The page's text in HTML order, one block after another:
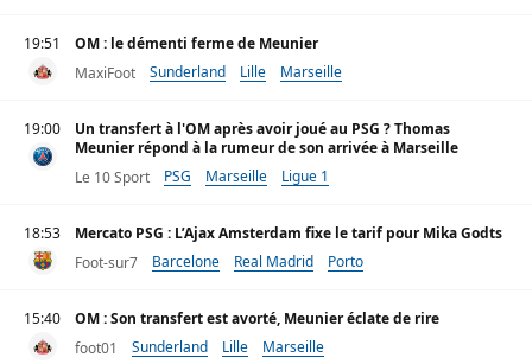
19:51
OM : le démenti ferme de Meunier
MaxiFoot
Sunderland Lille Marseille
19:00
Un transfert à l'OM après avoir joué au PSG ? Thomas
Meunier répond à la rumeur de son arrivée à Marseille
Le 10 Sport
PSG Marseille Ligue 1
18:53
Mercato PSG : L’Ajax Amsterdam fixe le tarif pour Mika Godts
Foot-sur7
Barcelone Real Madrid Porto
15:40
OM : Son transfert est avorté, Meunier éclate de rire
foot01
Sunderland Lille Marseille